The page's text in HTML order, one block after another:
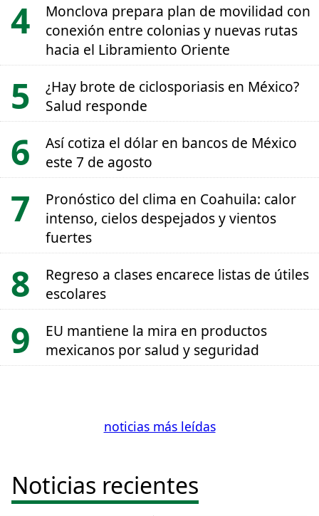
Monclova prepara plan de movilidad con
conexión entre colonias y nuevas rutas
hacia el Libramiento Oriente
¿Hay brote de ciclosporiasis en México?
Salud responde
Así cotiza el dólar en bancos de México
este 7 de agosto
Pronóstico del clima en Coahuila: calor
intenso, cielos despejados y vientos
fuertes
Regreso a clases encarece listas de útiles
escolares
EU mantiene la mira en productos
mexicanos por salud y seguridad
noticias más leídas
Noticias recientes